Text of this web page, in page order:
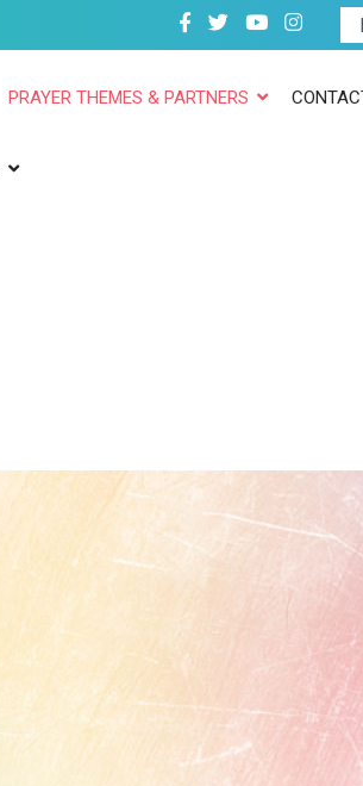
PRAYER THEMES & PARTNERS